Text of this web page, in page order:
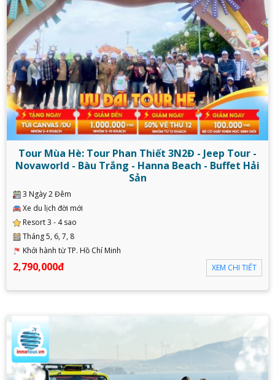
Tour Mùa Hè: Tour Phan Thiết 3N2Đ - Jeep Tour -
Novaworld - Bàu Trắng - Hanna Beach - Buffet Hải
Sản
3 Ngày 2 Đêm
Xe du lịch đời mới
Resort 3 - 4 sao
Tháng 5, 6, 7, 8
Khởi hành từ TP. Hồ Chí Minh
2,790,000đ XEM CHI TIẾT